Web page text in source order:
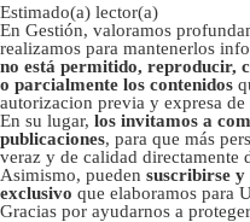
Estimado(a) lector(a)
En Gestión, valoramos
realizamos para mantenerlos
no está permitido, reproducir,
o parcialmente los contenidos
autorizacion previa y expresa
En su lugar, los invitamos a
publicaciones, para que más
veraz y de calidad directamente
Asimismo, pueden suscribirse
exclusivo que elaboramos para
Gracias por ayudarnos a